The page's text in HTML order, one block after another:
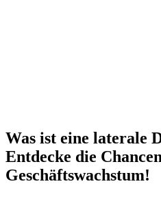
Was ist eine laterale
Entdecke die
Geschäftswachstum!